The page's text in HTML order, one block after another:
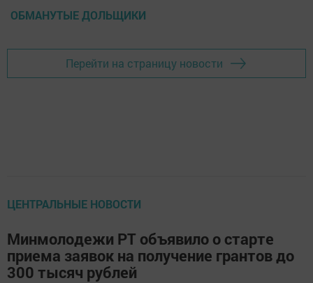
ОБМАНУТЫЕ ДОЛЬЩИКИ
Перейти на страницу новости
ЦЕНТРАЛЬНЫЕ НОВОСТИ
Минмолодежи РТ объявило о старте
приема заявок на получение грантов до
300 тысяч рублей